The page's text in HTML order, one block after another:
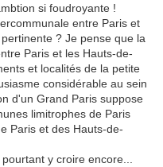
si foudroyante !
entre Paris et
? Je pense que la
Paris et les Hauts-de-
et localités de la petite
considérable au sein
d'un Grand Paris suppose
limitrophes de Paris
Paris et des Hauts-de-
y croire encore...